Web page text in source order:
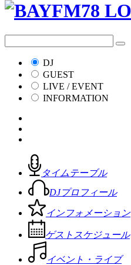
DJ
GUEST
LIVE / EVENT
INFORMATION
タイムテーブル
DJプロフィール
インフォメーション
ゲストスケジュール
イベント・ライブ